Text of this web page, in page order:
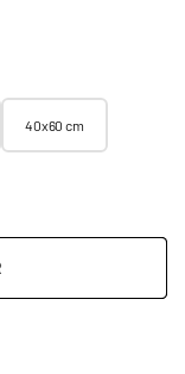
40x60 cm